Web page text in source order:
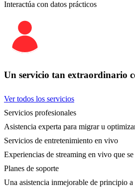
Interactúa con datos prácticos
Un servicio tan extraordinario
Ver todos los servicios
Servicios profesionales
Asistencia experta para migrar u
Servicios de entretenimiento en vivo
Experiencias de streaming en vivo que
Planes de soporte
Una asistencia inmejorable de principio a